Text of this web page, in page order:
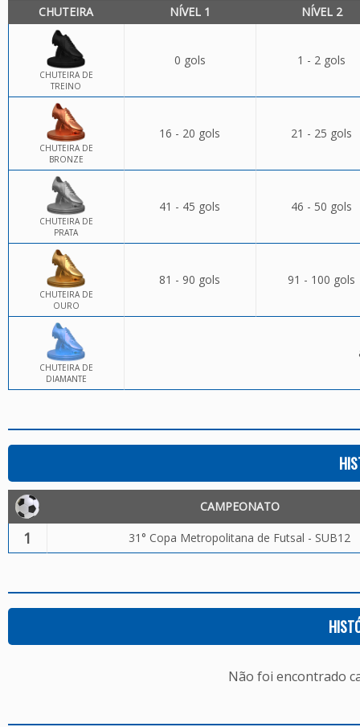
CHUTEIRA NÍVEL 1 NÍVEL 2
CHUTEIRA DE
TREINO
0 gols 1 - 2 gols
CHUTEIRA DE
BRONZE
16 - 20 gols 21 - 25 gols
CHUTEIRA DE
PRATA
41 - 45 gols 46 - 50 gols
CHUTEIRA DE
OURO
81 - 90 gols 91 - 100 gols
CHUTEIRA DE
DIAMANTE
CAMPEONATO
1 31° Copa Metropolitana de Futsal - SUB12
Não foi encontrado